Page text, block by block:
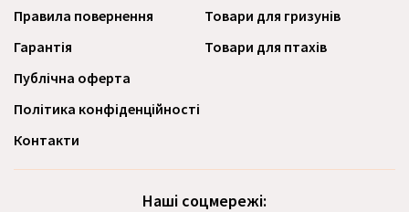
Правила повернення
Гарантія
Публічна оферта
Політика конфіденційності
Контакти
Товари для гризунів
Товари для птахів
Наші соцмережі: